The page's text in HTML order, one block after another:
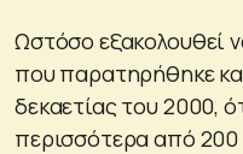
Ωστόσο εξακολουθεί
που παρατηρήθηκε
δεκαετίας του 2000,
περισσότερα από 200